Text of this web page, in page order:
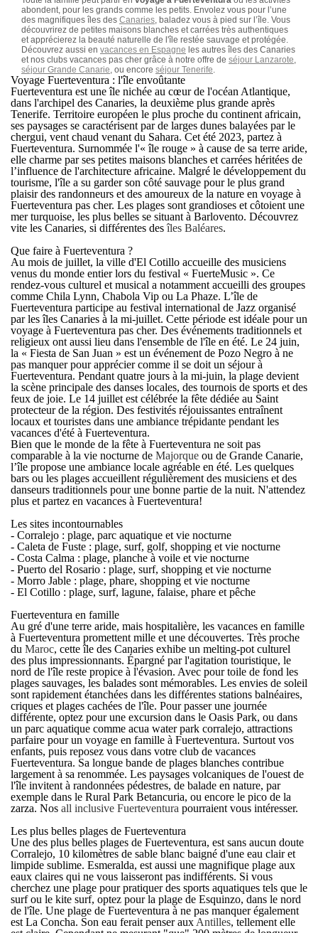
abondent, pour les grands comme les petits. Envolez vous pour l’une
des magnifiques îles des Canaries , baladez vous à pied sur l’île. Vous
découvrirez de petites maisons blanches et carrées très authentiques
et apprécierez la beauté naturelle de l'île restée sauvage et protégée.
Découvrez aussi en vacances en Espagne les autres îles des Canaries
et nos clubs vacances pas cher grâce à notre offre de séjour Lanzarote
séjour Grande Canarie , ou encore séjour Tenerife
Voyage Fuerteventura : l'île envoûtante
Fuerteventura est une île nichée au cœur de l'océan Atlantique,
dans l'archipel des Canaries, la deuxième plus grande après
Tenerife. Territoire européen le plus proche du continent africain,
ses paysages se caractérisent par de larges dunes balayées par le
chergui, vent chaud venant du Sahara. Cet été 2023, partez à
Fuerteventura. Surnommée l'« île rouge » à cause de sa terre aride,
elle charme par ses petites maisons blanches et carrées héritées de
l’influence de l'architecture africaine. Malgré le développement du
tourisme, l'île a su garder son côté sauvage pour le plus grand
plaisir des randonneurs et des amoureux de la nature en voyage à
Fuerteventura pas cher. Les plages sont grandioses et côtoient une
mer turquoise, les plus belles se situant à Barlovento. Découvrez
vite les Canaries, si différentes desîles Baléares.
Que faire à Fuerteventura ?
Au mois de juillet, la ville d'El Cotillo accueille des musiciens
venus du monde entier lors du festival « FuerteMusic ». Ce
rendez-vous culturel et musical a notamment accueilli des groupes
comme Chila Lynn, Chabola Vip ou La Phaze. L’île de
Fuerteventura participe au festival international de Jazz organisé
par les îles Canaries à la mi-juillet. Cette période est idéale pour un
voyage à Fuerteventura pas cher. Des événements traditionnels et
religieux ont aussi lieu dans l'ensemble de l'île en été. Le 24 juin,
la « Fiesta de San Juan » est un événement de Pozo Negro à ne
pas manquer pour apprécier comme il se doit un séjour à
Fuerteventura. Pendant quatre jours à la mi-juin, la plage devient
la scène principale des danses locales, des tournois de sports et des
feux de joie. Le 14 juillet est célébrée la fête dédiée au Saint
protecteur de la région. Des festivités réjouissantes entraînent
locaux et touristes dans une ambiance trépidante pendant les
vacances d'été à Fuerteventura.
Bien que le monde de la fête à Fuerteventura ne soit pas
comparable à la vie nocturne de Majorque ou de Grande Canarie,
l’île propose une ambiance locale agréable en été. Les quelques
bars ou les plages accueillent régulièrement des musiciens et des
danseurs traditionnels pour une bonne partie de la nuit. N'attendez
plus et partez en vacances à Fuerteventura!
Les sites incontournables
- Corralejo : plage, parc aquatique et vie nocturne
- Caleta de Fuste : plage, surf, golf, shopping et vie nocturne
- Costa Calma : plage, planche à voile et vie nocturne
- Puerto del Rosario : plage, surf, shopping et vie nocturne
- Morro Jable : plage, phare, shopping et vie nocturne
- El Cotillo : plage, surf, lagune, falaise, phare et pêche
Fuerteventura en famille
Au gré d'une terre aride, mais hospitalière, les vacances en famille
à Fuerteventura promettent mille et une découvertes. Très proche
du Maroc, cette île des Canaries exhibe un melting-pot culturel
des plus impressionnants. Épargné par l'agitation touristique, le
nord de l'île reste propice à l'évasion. Avec pour toile de fond les
plages sauvages, les balades sont mémorables. Les envies de soleil
sont rapidement étanchées dans les différentes stations balnéaires,
criques et plages cachées de l'île. Pour passer une journée
différente, optez pour une excursion dans le Oasis Park, ou dans
un parc aquatique comme acua water park corralejo, attractions
parfaire pour un voyage en famille à Fuerteventura. Surtout vos
enfants, puis reposez vous dans votre club de vacances
Fuerteventura. Sa longue bande de plages blanches contribue
largement à sa renommée. Les paysages volcaniques de l'ouest de
l'île invitent à randonnées pédestres, de balade en nature, par
exemple dans le Rural Park Betancuria, ou encore le pico de la
zarza. Nos all inclusive Fuerteventura pourraient vous intéresser.
Les plus belles plages de Fuerteventura
Une des plus belles plages de Fuerteventura, est sans aucun doute
Corralejo, 10 kilomètres de sable blanc baigné d'une eau clair et
limpide sublime. Esmeralda, est aussi une magnifique plage aux
eaux claires qui ne vous laisseront pas indifférents. Si vous
cherchez une plage pour pratiquer des sports aquatiques tels que le
surf ou le kite surf, optez pour la plage de Esquinzo, dans le nord
de l'île. Une plage de Fuerteventura à ne pas manquer également
est La Concha. Son eau ferait penser aux Antilles, tellement elle